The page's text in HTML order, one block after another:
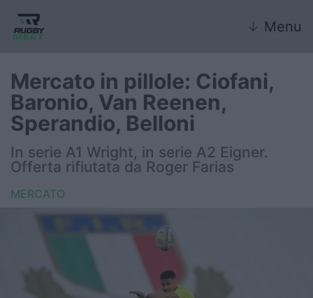
↓ Menu
Nazionale
Nazionali giovanili
FIR
6 Nazioni
Mercato in pillole: Ciofani,
Baronio, Van Reenen,
Sperandio, Belloni
In serie A1 Wright, in serie A2 Eigner.
Offerta rifiutata da Roger Farias
MERCATO